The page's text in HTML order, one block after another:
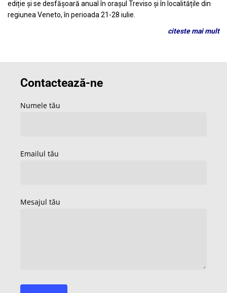
ediție și se desfășoară anual în orașul Treviso și în localitățile din
regiunea Veneto, în perioada 21-28 iulie.
citeste mai mult